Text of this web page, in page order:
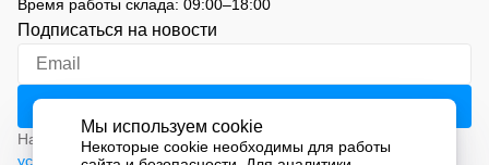
Время работы склада: 09:00–18:00
Подписаться на новости
Нажимая на кнопку «Подписаться», вы соглашаетесь с
условиями обработки персональных данных
Мы используем cookie
Некоторые cookie необходимы для работы